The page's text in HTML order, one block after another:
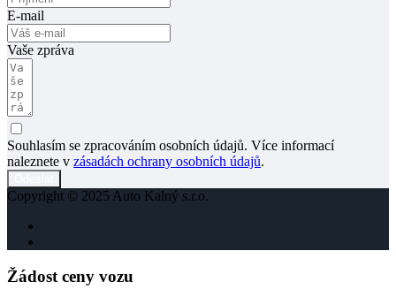
E-mail
Vaše zpráva
Souhlasím se zpracováním osobních údajů. Více informací
naleznete v zásadách ochrany osobních údajů.
Copyright © 2025 Auto Kalný s.r.o.
Žádost ceny vozu